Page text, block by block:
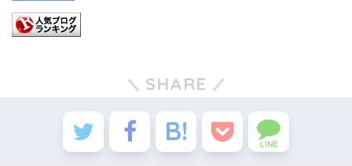
SHARE
LINE